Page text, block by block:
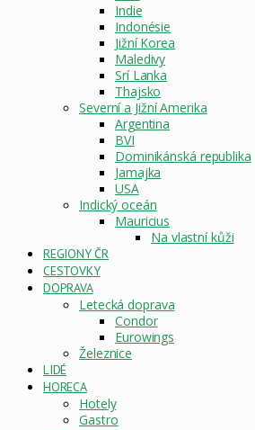
Indie
Indonésie
Jižní Korea
Maledivy
Srí Lanka
Thajsko
Severní a Jižní Amerika
Argentina
BVI
Dominikánská republika
Jamajka
USA
Indický oceán
Mauricius
Na vlastní kůži
REGIONY ČR
CESTOVKY
DOPRAVA
Letecká doprava
Condor
Eurowings
Železnice
LIDÉ
HORECA
Hotely
Gastro